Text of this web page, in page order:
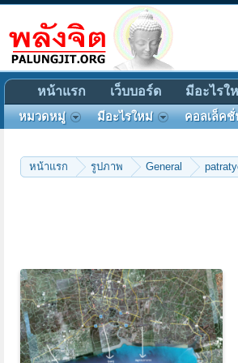
หน้าแรก รูปภาพ General
หน้าแรก เว็บบอร์ด มีอะไรใ
หมวดหมู่ มีอะไรใหม่ คอลเล็คชั่